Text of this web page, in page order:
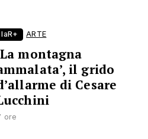
laR+ ARTE
montagna
il grido
di Cesare
ore